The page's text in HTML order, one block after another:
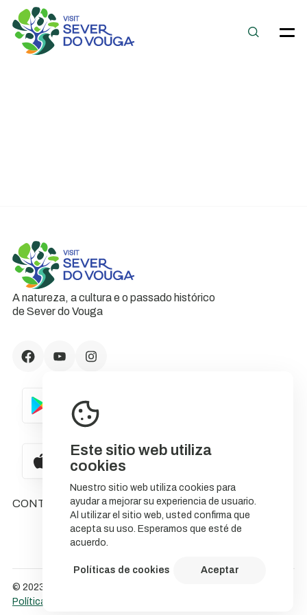
Este sitio web utiliza
cookies
Nuestro sitio web utiliza cookies para
ayudar a mejorar su experiencia de usuario.
Al utilizar el sitio web, usted confirma que
acepta su uso. Esperamos que esté de
acuerdo.
Políticas de cookies Aceptar
A natureza, a cultura e o passado histórico
de Sever do Vouga
CONTACTOS
© 2023 NatureStorytelling.
Política de Cookies